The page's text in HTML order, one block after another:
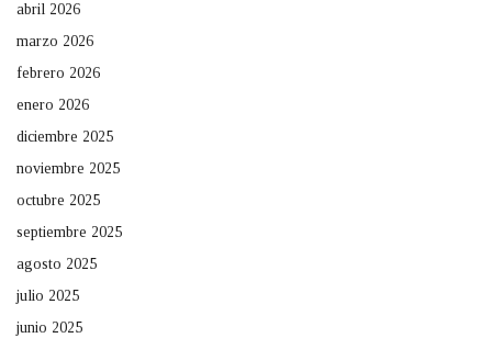
abril 2026
marzo 2026
febrero 2026
enero 2026
diciembre 2025
noviembre 2025
octubre 2025
septiembre 2025
agosto 2025
julio 2025
junio 2025